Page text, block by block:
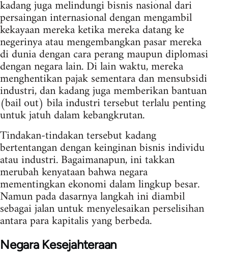
kadang juga melindungi bisnis nasional dari
persaingan internasional dengan mengambil
kekayaan mereka ketika mereka datang ke
negerinya atau mengembangkan pasar mereka
di dunia dengan cara perang maupun diplomasi
dengan negara lain. Di lain waktu, mereka
menghentikan pajak sementara dan mensubsidi
industri, dan kadang juga memberikan bantuan
(bail out) bila industri tersebut terlalu penting
untuk jatuh dalam kebangkrutan.
Tindakan-tindakan tersebut kadang
bertentangan dengan keinginan bisnis individu
atau industri. Bagaimanapun, ini takkan
merubah kenyataan bahwa negara
mementingkan ekonomi dalam lingkup besar.
Namun pada dasarnya langkah ini diambil
sebagai jalan untuk menyelesaikan perselisihan
antara para kapitalis yang berbeda.
Negara Kesejahteraan